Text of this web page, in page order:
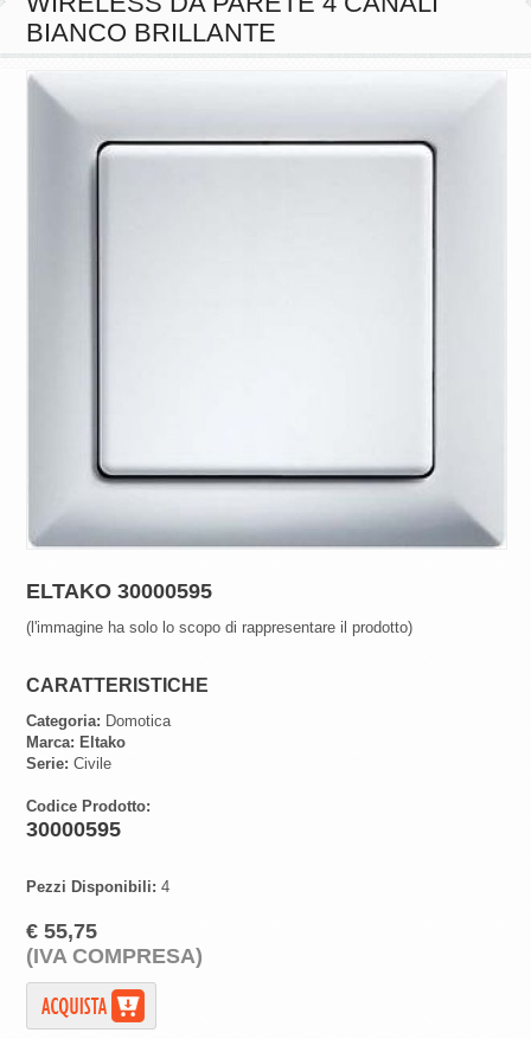
BIANCO BRILLANTE
ELTAKO 30000595
(l'immagine ha solo lo scopo di rappresentare il prodotto)
CARATTERISTICHE
Categoria: Domotica
Marca: Eltako
Serie: Civile
Codice Prodotto:
30000595
Pezzi Disponibili: 4
€ 55,75
(IVA COMPRESA)